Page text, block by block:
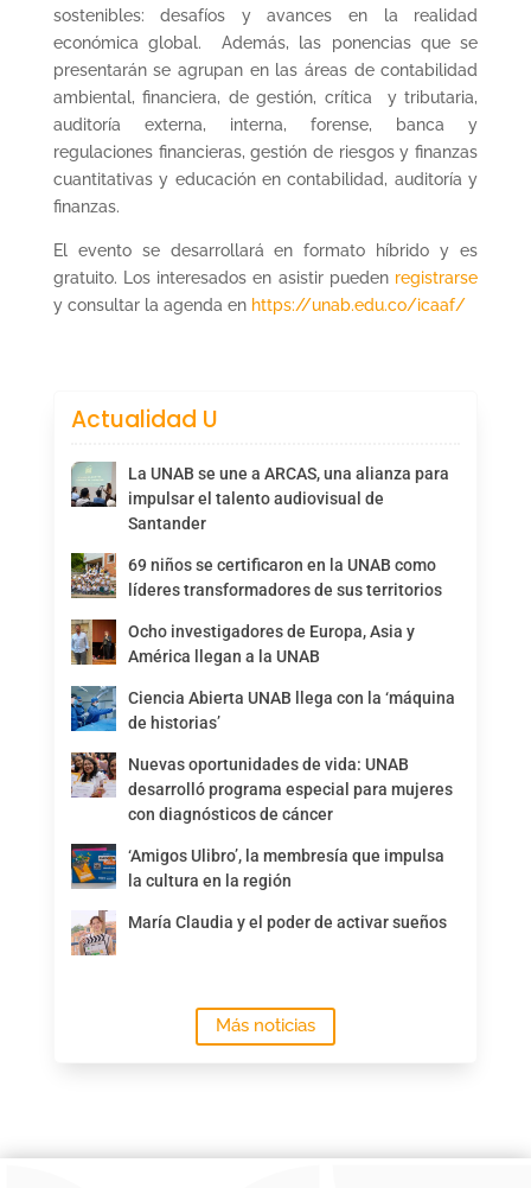
sostenibles: desafíos y avances en la realidad
económica global. Además, las ponencias que se
presentarán se agrupan en las áreas de contabilidad
ambiental, financiera, de gestión, crítica y tributaria,
auditoría externa, interna, forense, banca y
regulaciones financieras, gestión de riesgos y finanzas
cuantitativas y educación en contabilidad, auditoría y
finanzas.
El evento se desarrollará en formato híbrido y es
gratuito. Los interesados en asistir pueden registrarse
y consultar la agenda en https://unab.edu.co/icaaf/
Actualidad U
La UNAB se une a ARCAS, una alianza para
impulsar el talento audiovisual de
Santander
69 niños se certificaron en la UNAB como
líderes transformadores de sus territorios
Ocho investigadores de Europa, Asia y
América llegan a la UNAB
Ciencia Abierta UNAB llega con la ‘máquina
de historias’
Nuevas oportunidades de vida: UNAB
desarrolló programa especial para mujeres
con diagnósticos de cáncer
‘Amigos Ulibro’, la membresía que impulsa
la cultura en la región
María Claudia y el poder de activar sueños
Más noticias